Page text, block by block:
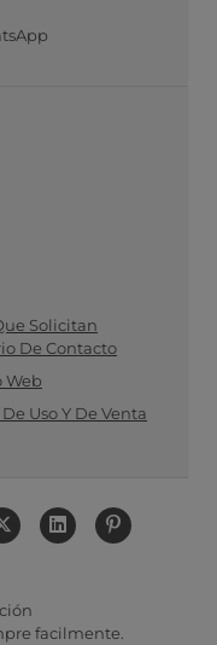
Solicitan
De Contacto
Web
Uso Y De Venta
facilmente.